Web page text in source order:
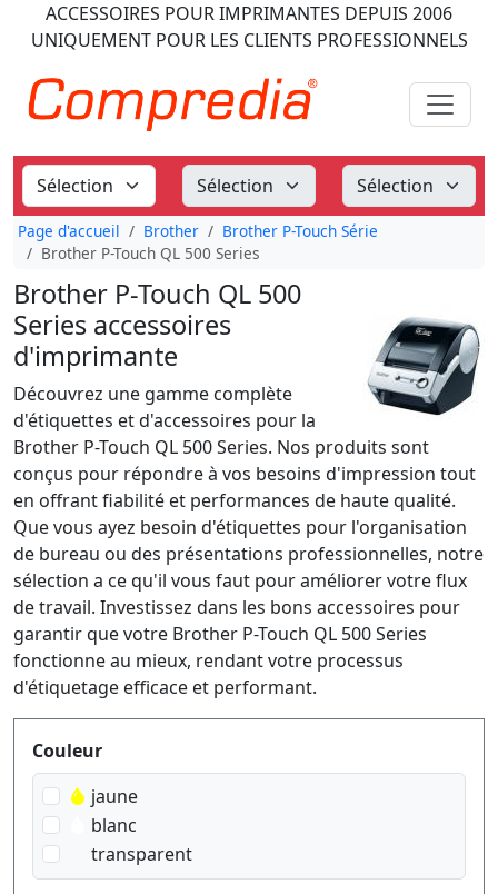
ACCESSOIRES POUR IMPRIMANTES DEPUIS 2006
UNIQUEMENT POUR LES CLIENTS PROFESSIONNELS
Page d'accueil Brother
Brother P-Touch Série
Brother P-Touch QL 500 Series
Brother P-Touch QL 500
Series accessoires
d'imprimante
Découvrez une gamme complète
d'étiquettes et d'accessoires pour la
Brother P-Touch QL 500 Series. Nos produits sont
conçus pour répondre à vos besoins d'impression tout
en offrant fiabilité et performances de haute qualité.
Que vous ayez besoin d'étiquettes pour l'organisation
de bureau ou des présentations professionnelles, notre
sélection a ce qu'il vous faut pour améliorer votre flux
de travail. Investissez dans les bons accessoires pour
garantir que votre Brother P-Touch QL 500 Series
fonctionne au mieux, rendant votre processus
d'étiquetage efficace et performant.
Produktfilter
Couleur
jaune
blanc
transparent